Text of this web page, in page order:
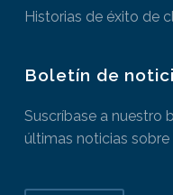
Historias de éxito de
Boletín de
Suscríbase a nuestro
últimas noticias